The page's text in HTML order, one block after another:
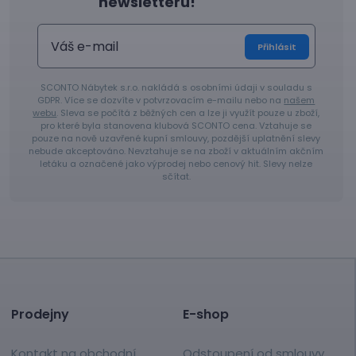
Přihlásit
SCONTO Nábytek s.r.o. nakládá s osobními údaji v souladu s
GDPR. Více se dozvíte v potvrzovacím e-mailu nebo na našem
webu. Sleva se počítá z běžných cen a lze ji využít pouze u zboží,
pro které byla stanovena klubová SCONTO cena. Vztahuje se
pouze na nově uzavřené kupní smlouvy, pozdější uplatnění slevy
nebude akceptováno. Nevztahuje se na zboží v aktuálním akčním
letáku a označené jako výprodej nebo cenový hit. Slevy nelze
sčítat.
Prodejny E-shop